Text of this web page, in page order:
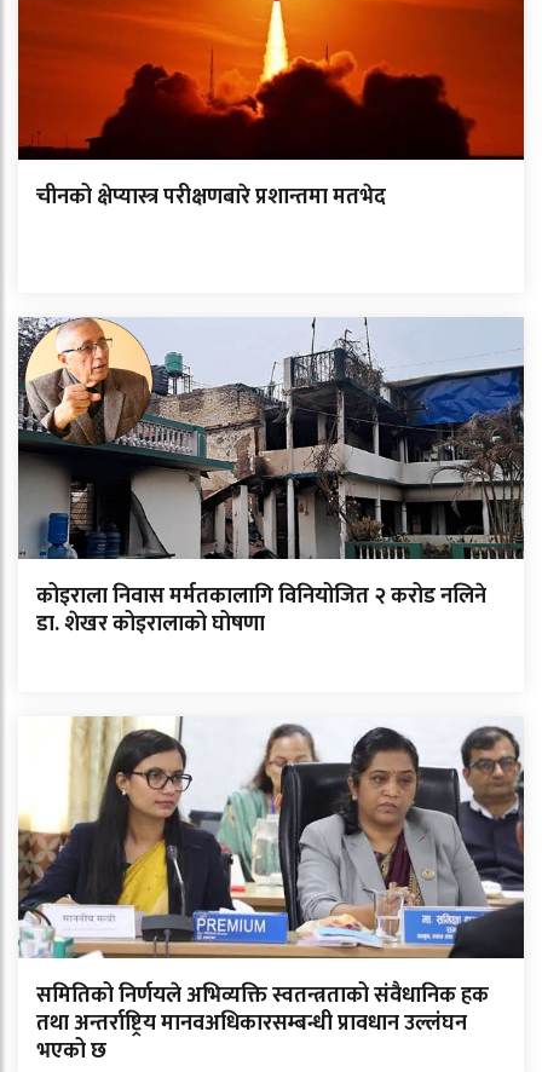
चीनको क्षेप्यास्त्र परीक्षणबारे प्रशान्तमा मतभेद
कोइराला निवास मर्मतकालागि विनियोजित २ करोड नलिने
डा. शेखर कोइरालाको घोषणा
समितिको निर्णयले अभिव्यक्ति स्वतन्त्रताको संवैधानिक हक
तथा अन्तर्राष्ट्रिय मानवअधिकारसम्बन्धी प्रावधान उल्लंघन
भएको छ